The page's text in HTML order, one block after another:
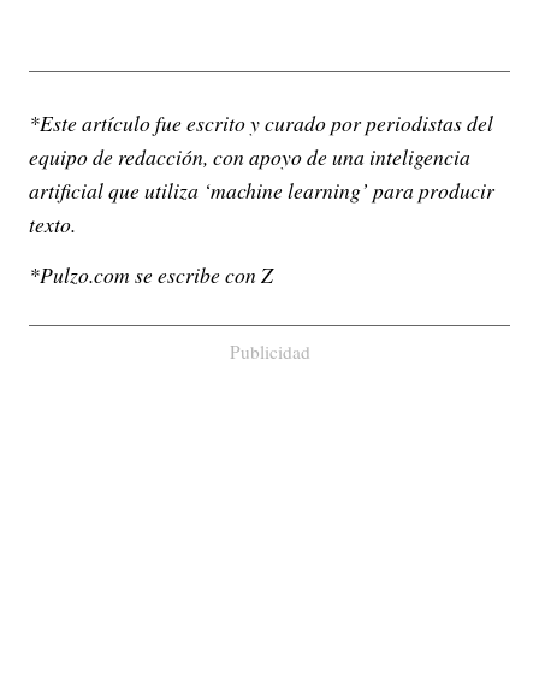
*Este artículo fue escrito y curado por periodistas del
equipo de redacción, con apoyo de una inteligencia
artificial que utiliza ‘machine learning’ para producir
texto.
*Pulzo.com se escribe con Z
Publicidad